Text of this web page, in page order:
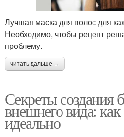
Лучшая маска для волос для
Необходимо, чтобы рецепт
проблему.
читать дальше →
Секреты создания
внешнего вида:
идеально